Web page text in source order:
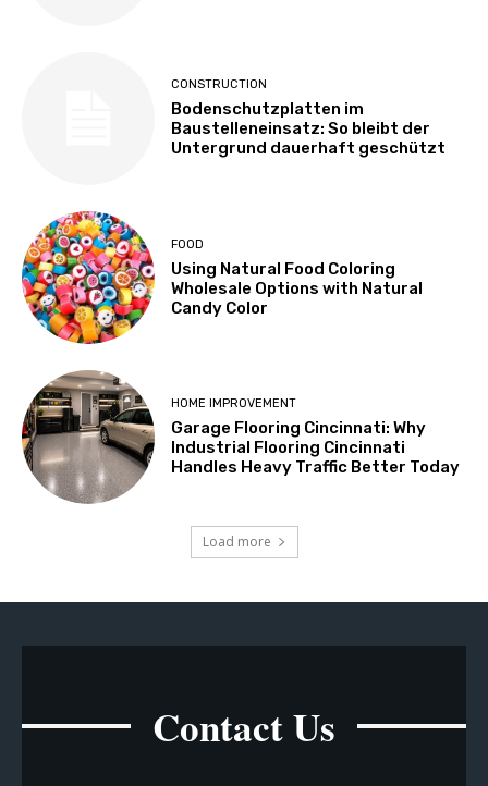
CONSTRUCTION
Bodenschutzplatten im
Baustelleneinsatz: So bleibt der
Untergrund dauerhaft geschützt
FOOD
Using Natural Food Coloring
Wholesale Options with Natural
Candy Color
HOME IMPROVEMENT
Garage Flooring Cincinnati: Why
Industrial Flooring Cincinnati
Handles Heavy Traffic Better Today
Load more
Contact Us